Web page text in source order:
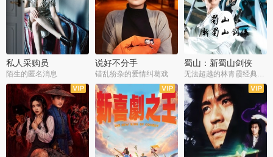
私人采购员
陌生的匿名消息
说好不分手
错乱纷杂的爱情纠葛戏
蜀山：新蜀山剑侠
无法超越的林青霞经典角色